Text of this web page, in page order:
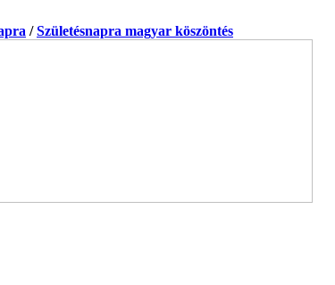
/Születésnapra magyar köszöntés